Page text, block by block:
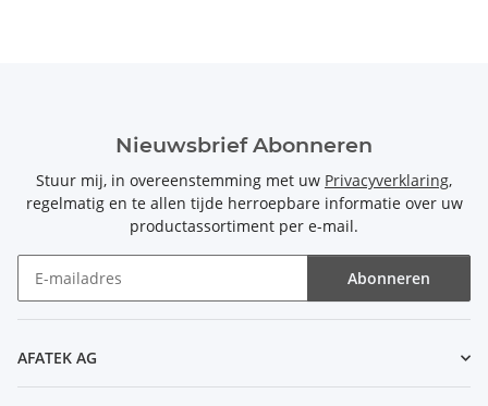
Nieuwsbrief Abonneren
Stuur mij, in overeenstemming met uw Privacyverklaring,
regelmatig en te allen tijde herroepbare informatie over uw
productassortiment per e-mail.
Abonneren
AFATEK AG